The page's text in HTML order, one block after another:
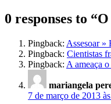
0 responses to “
Pingback: Assesoar »
Pingback: Cientistas
Pingback: A ameaça
mariangela
7 de março de 2013